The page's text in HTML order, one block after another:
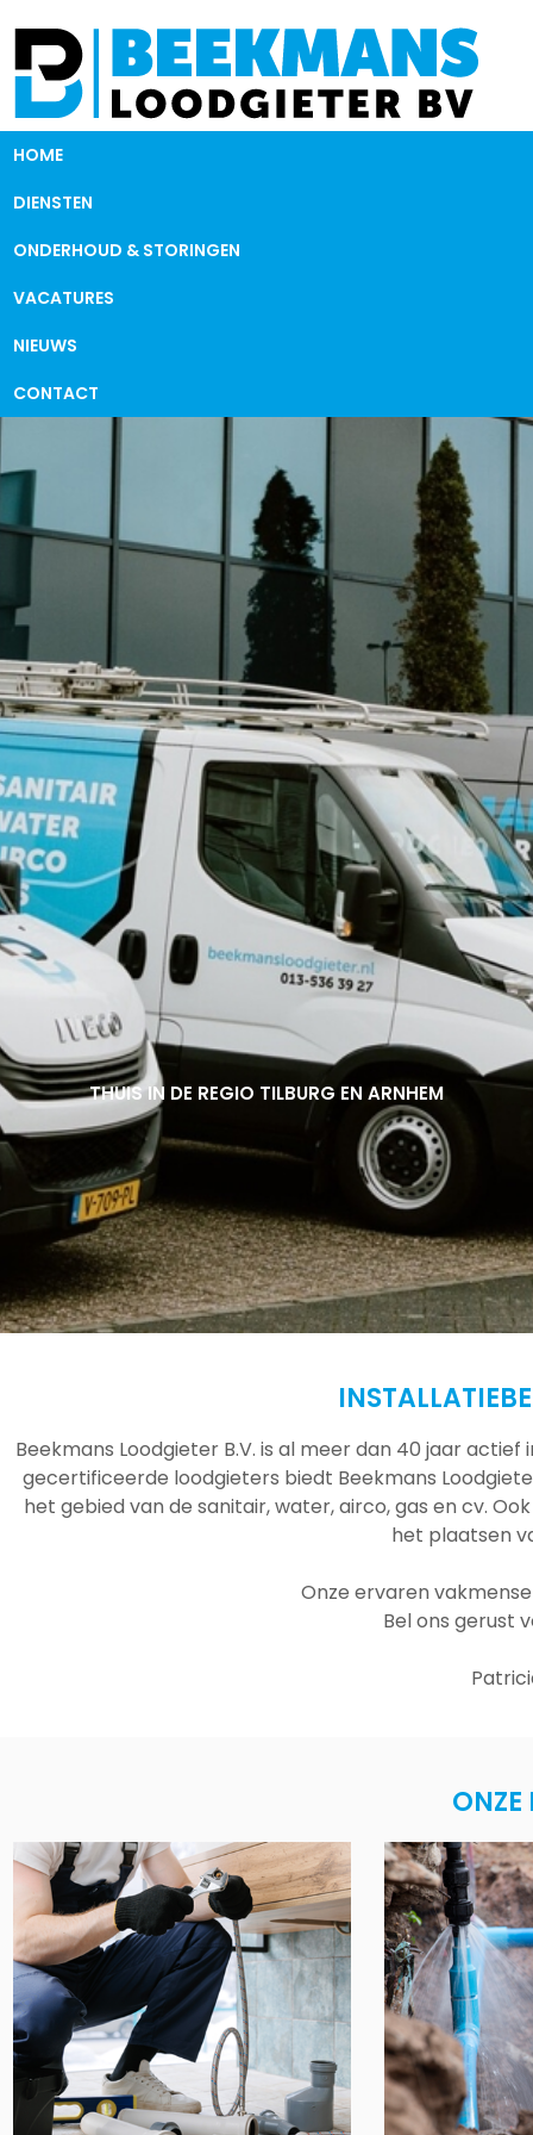
HOME
DIENSTEN
ONDERHOUD & STORINGEN
VACATURES
NIEUWS
CONTACT
THUIS IN DE REGIO TILBURG EN ARNHEM
THUIS IN DE REGIO TILBURG EN ARNHEM
THUIS IN DE REGIO TILBURG EN ARNHEM
Beekmans Loodgieter B.V. is al meer dan 40 jaar
gecertificeerde loodgieters biedt Beekmans
het gebied van de sanitair, water, airco, gas en cv.
het plaatsen
Onze ervaren
Bel ons gerust
ONZE